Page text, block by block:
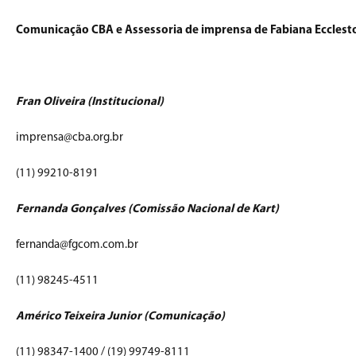
Comunicação CBA e Assessoria de imprensa de Fabiana
Fran Oliveira (Institucional)
imprensa@cba.org.br
(11) 99210-8191
Fernanda Gonçalves (Comissão Nacional de Kart)
fernanda@fgcom.com.br
(11) 98245-4511
Américo Teixeira Junior (Comunicação)
(11) 98347-1400 / (19) 99749-8111